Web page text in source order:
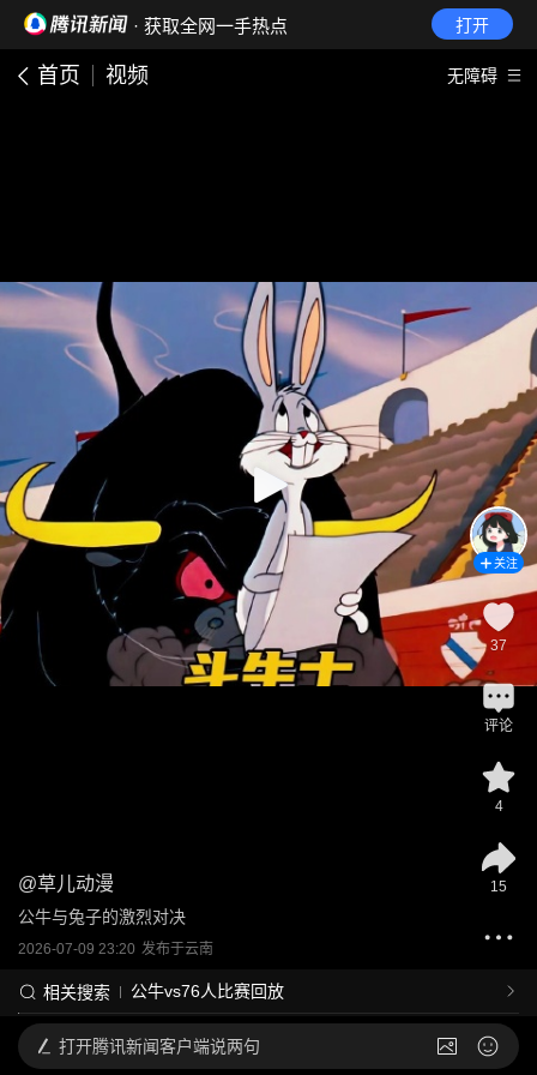
· 获取全网一手热点 打开
首页 视频 无障碍
@草儿动漫
公牛与兔子的激烈对决
2026-07-09 23:20 发布于云南
相关搜索 公牛vs76人比赛回放
关注
37
评论
4
15
打开腾讯新闻客户端说两句